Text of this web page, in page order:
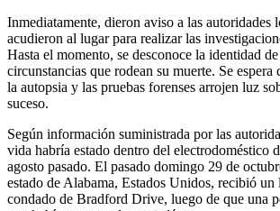
Inmediatamente, dieron aviso a las autoridades
acudieron al lugar para realizar las
Hasta el momento, se desconoce la identidad
circunstancias que rodean su muerte. Se espera
la autopsia y las pruebas forenses arrojen luz
suceso.
Según información suministrada por las
vida habría estado dentro del electrodoméstico
agosto pasado. El pasado domingo 29 de
estado de Alabama, Estados Unidos, recibió un
condado de Bradford Drive, luego de que una